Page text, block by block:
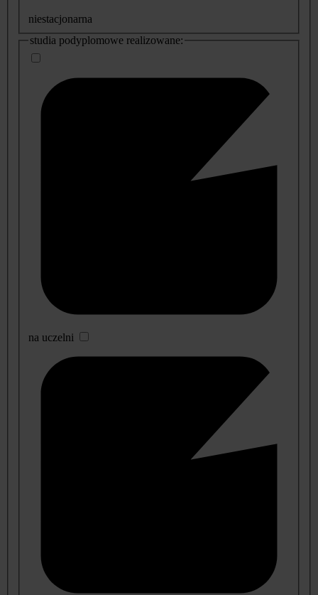
niestacjonarna
studia podyplomowe realizowane:
na uczelni